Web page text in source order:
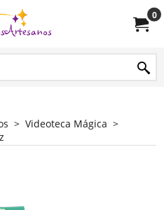
0
> Videoteca Mágica >